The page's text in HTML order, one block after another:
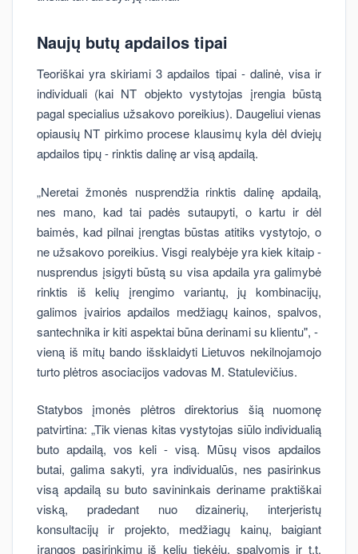
Naujų butų apdailos tipai
Teoriškai yra skiriami 3 apdailos tipai - dalinė, visa ir
individuali (kai NT objekto vystytojas įrengia būstą
pagal specialius užsakovo poreikius). Daugeliui vienas
opiausių NT pirkimo procese klausimų kyla dėl dviejų
apdailos tipų - rinktis dalinę ar visą apdailą.
„Neretai žmonės nusprendžia rinktis dalinę apdailą,
nes mano, kad tai padės sutaupyti, o kartu ir dėl
baimės, kad pilnai įrengtas būstas atitiks vystytojo, o
ne užsakovo poreikius. Visgi realybėje yra kiek kitaip -
nusprendus įsigyti būstą su visa apdaila yra galimybė
rinktis iš kelių įrengimo variantų, jų kombinacijų,
galimos įvairios apdailos medžiagų kainos, spalvos,
santechnika ir kiti aspektai būna derinami su klientu", -
vieną iš mitų bando išsklaidyti Lietuvos nekilnojamojo
turto plėtros asociacijos vadovas M. Statulevičius.
Statybos įmonės plėtros direktorius šią nuomonę
patvirtina: „Tik vienas kitas vystytojas siūlo individualią
buto apdailą, vos keli - visą. Mūsų visos apdailos
butai, galima sakyti, yra individualūs, nes pasirinkus
visą apdailą su buto savininkais deriname praktiškai
viską, pradedant nuo dizainerių, interjeristų
konsultacijų ir projekto, medžiagų kainų, baigiant
įrangos pasirinkimu iš kelių tiekėjų, spalvomis ir t.t.